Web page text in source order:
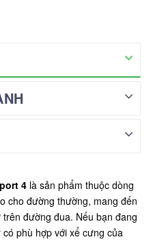
4 là sản phẩm thuộc dòng
cho đường thường, mang đến
đường đua. Nếu bạn đang
phù hợp với xể cưng của